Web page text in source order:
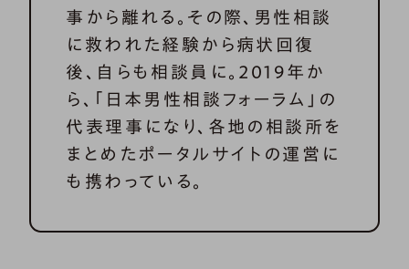
事から離れる。その際、男性相談
に救われた経験から病状回復
後、自らも相談員に。2019年か
ら、「日本男性相談フォーラム」の
代表理事になり、各地の相談所を
まとめたポータルサイトの運営に
も携わっている。